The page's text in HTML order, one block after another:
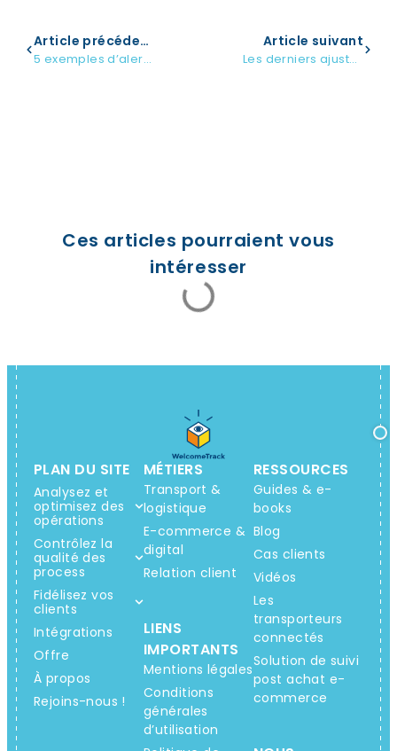
Article précédent
5 exemples d’alertes internes pour vos métiers
Article suivant
Les derniers ajustements pour bien gérer la peak season !
Ces articles pourraient vous
intéresser
PLAN DU SITE
Analysez et
optimisez des
opérations
Contrôlez la
qualité des
process
Fidélisez vos
clients
Intégrations
Offre
À propos
Rejoins-nous !
MÉTIERS
Transport &
logistique
E-commerce &
digital
Relation client
LIENS
IMPORTANTS
Mentions légales
Conditions
générales
d’utilisation
RESSOURCES
Guides & e-
books
Blog
Cas clients
Vidéos
Les
transporteurs
connectés
Solution de suivi
post achat e-
commerce